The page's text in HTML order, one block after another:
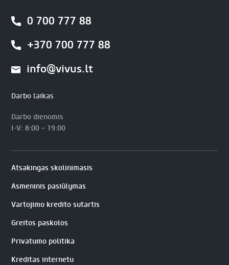
0 700 777 88
+370 700 777 88
info@vivus.lt
Darbo laikas
Darbo dienomis
I-V: 8:00 – 19:00
Atsakingas skolinimasis
Asmeninis pasiūlymas
Vartojimo kredito sutartis
Greitos paskolos
Privatumo politika
Kreditas internetu